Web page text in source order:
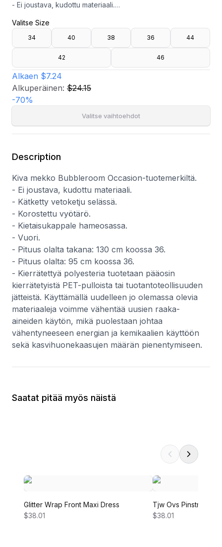
- Ei joustava, kudottu materiaali.
- Korostettu vyötärö.
- Kietaisukappale hameosassa.
- Vuori.
- Pituus olalta takana: 130 cm koossa 36.
- Pituus olalta: 95 cm koossa 36.
- Kierrätettyä polyesteria tuotetaan pääosin kierrätetyistä
PET-pulloista tai tuotantoteollisuuden jätteistä. Käyttämällä
uudelleen jo olemassa olevia materiaaleja voimme vähentää
uusien raaka-aineiden käytön, mikä puolestaan johtaa
vähentyneeseen energian ja kemikaalien käyttöön sekä
kasvihuonekaasujen määrän pienentymiseen.
Valitse Size
34 40 38 36 44
42 46
Alkaen $7.24
Alkuperäinen: $24.15
-70%
Valitse vaihtoehdot
Description
Kiva mekko Bubbleroom Occasion-tuotemerkiltä.
- Ei joustava, kudottu materiaali.
- Kätketty vetoketju selässä.
- Korostettu vyötärö.
- Kietaisukappale hameosassa.
- Vuori.
- Pituus olalta takana: 130 cm koossa 36.
- Pituus olalta: 95 cm koossa 36.
- Kierrätettyä polyesteria tuotetaan pääosin
kierrätetyistä PET-pulloista tai tuotantoteollisuuden
jätteistä. Käyttämällä uudelleen jo olemassa olevia
materiaaleja voimme vähentää uusien raaka-
aineiden käytön, mikä puolestaan johtaa
vähentyneeseen energian ja kemikaalien käyttöön
sekä kasvihuonekaasujen määrän pienentymiseen.
Saatat pitää myös näistä
Glitter Wrap Front Maxi Dress
$38.01
Tjw Ovs Pinstripe
$38.01